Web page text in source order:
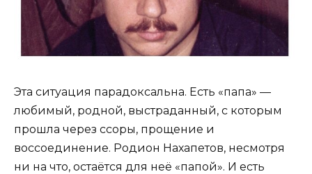
Эта ситуация парадоксальна. Есть «папа» —
любимый, родной, выстраданный, с которым
прошла через ссоры, прощение и
воссоединение. Родион Нахапетов, несмотря
ни на что, остаётся для неё «папой». И есть